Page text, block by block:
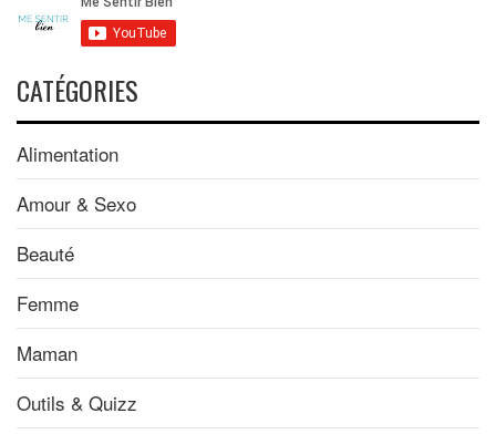
CATÉGORIES
Alimentation
Amour & Sexo
Beauté
Femme
Maman
Outils & Quizz